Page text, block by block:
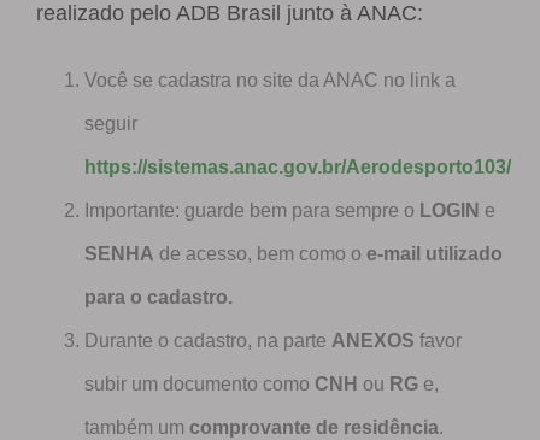
realizado pelo ADB Brasil junto à ANAC:
Você se cadastra no site da ANAC no link a
seguir
https://sistemas.anac.gov.br/Aerodesporto103/
Importante: guarde bem para sempre o LOGIN e
SENHA de acesso, bem como o e-mail utilizado
para o cadastro.
Durante o cadastro, na parte ANEXOS favor
subir um documento como CNH ou RGe,
também um comprovante de residência.